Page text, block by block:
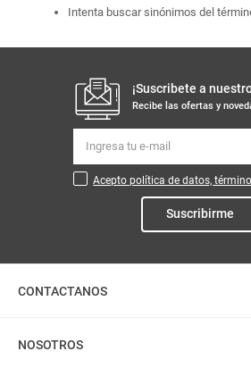
Intenta buscar sinónimos del
¡Suscribete a
Recibe las ofertas y
Acepto política de datos,
Suscribirme
CONTACTANOS
Atención telefónica
NOSOTROS